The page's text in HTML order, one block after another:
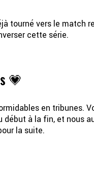
tourné vers le match
cette série.
💗
en tribunes.
début à la fin, et nous
la suite.